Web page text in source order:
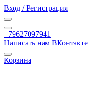
Вход / Регистрация
+79627097941
Написать нам ВКонтакте
Корзина